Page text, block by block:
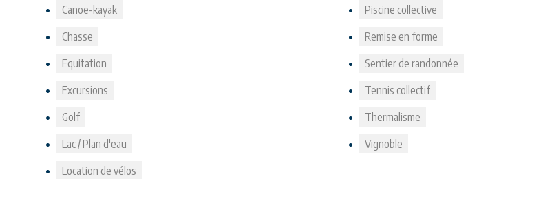
Canoë-kayak
Chasse
Equitation
Excursions
Golf
Lac / Plan d'eau
Location de vélos
Piscine collective
Remise en forme
Sentier de randonnée
Tennis collectif
Thermalisme
Vignoble